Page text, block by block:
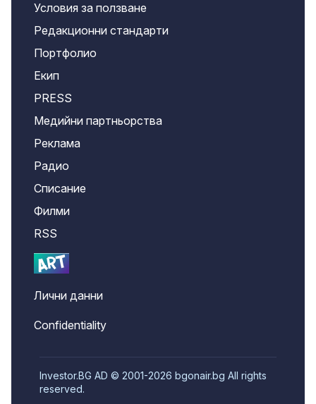
Условия за ползване
Редакционни стандарти
Портфолио
Екип
PRESS
Медийни партньорства
Реклама
Радио
Списание
Филми
RSS
Лични данни
Confidentiality
Investor.BG AD © 2001-2026 bgonair.bg All rights
reserved.